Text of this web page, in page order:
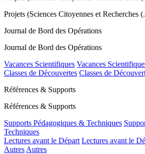
Projets (Sciences Citoyennes et Recherches
Journal de Bord des Opérations
Journal de Bord des Opérations
Vacances Scientifiques Vacances
Classes de Découvertes Classes de
Références & Supports
Références & Supports
Supports Pédagogiques & Techniques
Techniques
Lectures avant le Départ Lectures avant le
Autres Autres